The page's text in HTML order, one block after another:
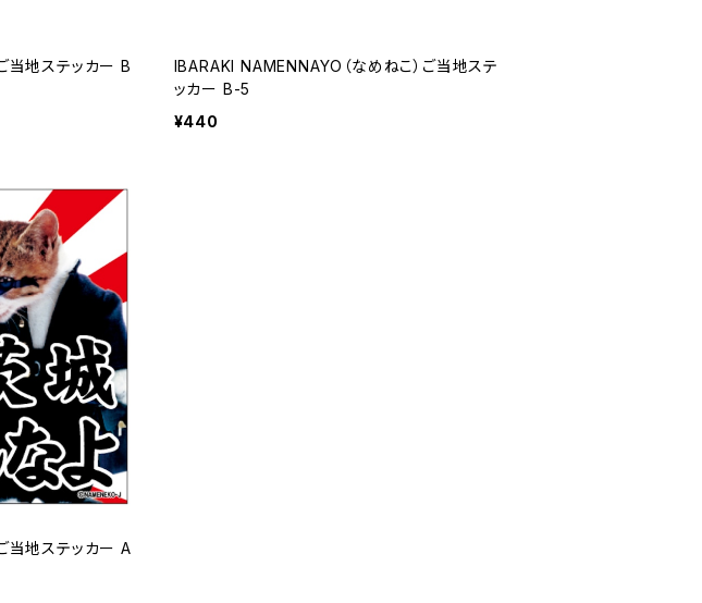
当地ステッカー B
IBARAKI NAMENNAYO（なめねこ）ご当地ステ
ッカー B-5
¥440
当地ステッカー A